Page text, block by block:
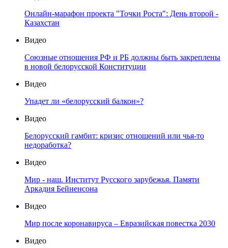
Онлайн-марафон проекта "Точки Роста": День второй -
Казахстан
Видео
Союзные отношения РФ и РБ должны быть закреплены
в новой белорусской Конституции
Видео
Упадет ли «белорусский балкон»?
Видео
Белорусский гамбит: кризис отношений или чья-то
недоработка?
Видео
Мир - наш. Институт Русского зарубежья. Памяти
Аркадия Бейненсона
Видео
Мир после коронавируса – Евразийская повестка 2030
Видео